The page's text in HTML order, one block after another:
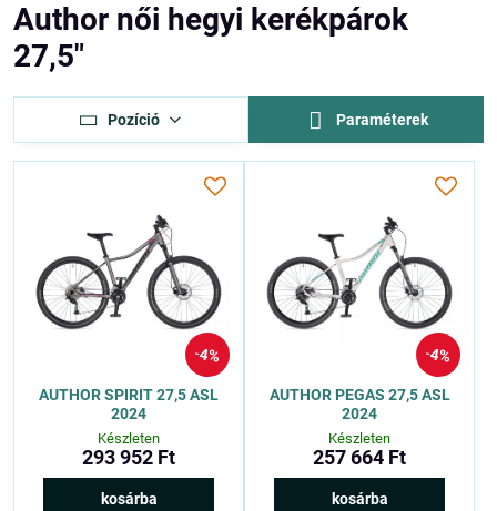
Author női hegyi kerékpárok
27,5"
Pozíció Paraméterek
4%
AUTHOR SPIRIT 27,5 ASL
2024
Készleten
293 952 Ft
kosárba
4%
AUTHOR PEGAS 27,5 ASL
2024
Készleten
257 664 Ft
kosárba